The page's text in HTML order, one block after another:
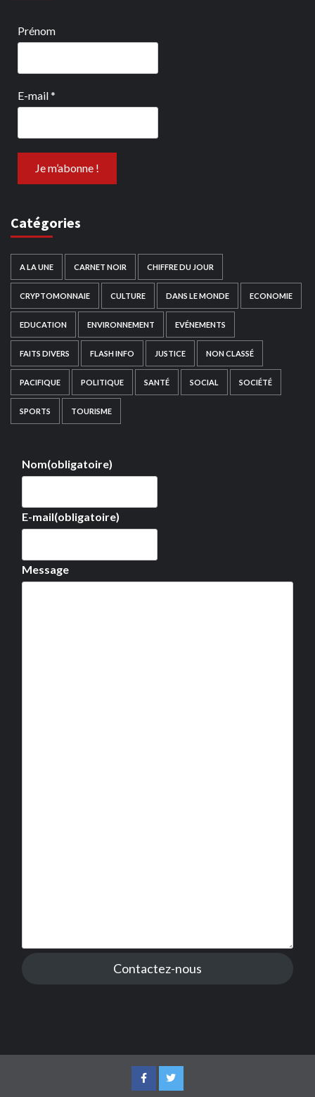
Prénom
E-mail*
Catégories
A LA UNE CARNET NOIR CHIFFRE DU JOUR
CRYPTOMONNAIE CULTURE DANS LE MONDE ECONOMIE
EDUCATION ENVIRONNEMENT EVÉNEMENTS
FAITS DIVERS FLASH INFO JUSTICE NON CLASSÉ
PACIFIQUE POLITIQUE SANTÉ SOCIAL SOCIÉTÉ
SPORTS TOURISME
Nom(obligatoire)
E-mail(obligatoire)
Message
Contactez-nous
FacebookTwitter